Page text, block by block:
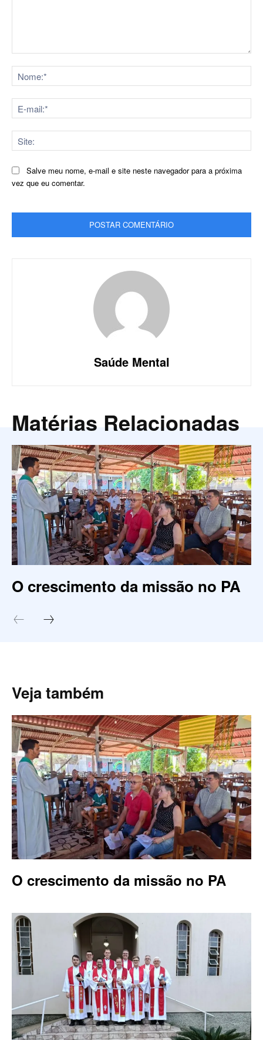
Salve meu nome, e-mail e site neste navegador para a próxima
vez que eu comentar.
Saúde Mental
Matérias Relacionadas
O crescimento da missão no PA
Veja também
O crescimento da missão no PA